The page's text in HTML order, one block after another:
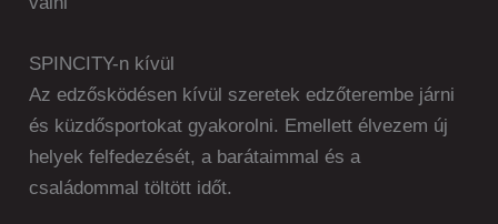
SPINCITY-n kívül
Az edzősködésen kívül szeretek edzőterembe járni
és küzdősportokat gyakorolni. Emellett élvezem új
helyek felfedezését, a barátaimmal és a
családommal töltött időt.